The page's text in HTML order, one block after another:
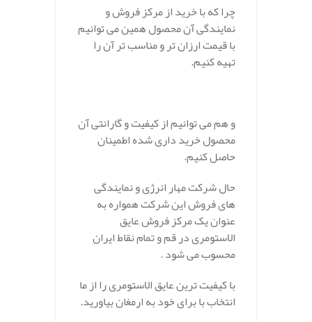
چرا که با خرید از مرکز فروش و
نمایندگی آن محصول همین می توانیم
با قیمت ارزان تر و مناسب تر آن را
تهیه کنیم.
و هم می توانیم از کیفیت و گارانتی آن
محصول خرید داری شده اطمینان
حاصل کنیم.
حال شرکت مهار انرژی و نمایندگی
های فروش این شرکت همواره به
عنوان یک مرکز فروش عایق
الاستومری در قم و تمام نقاط ایران
محسوب می شود .
با کیفیت ترین عایق الاستومری را از ما
انتخاب با برای خود به ارمغان بیاورید.